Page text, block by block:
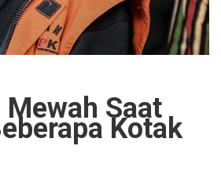
Saat
Kotak